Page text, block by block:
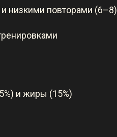
низкими повторами (6–8)
и жиры (15%)